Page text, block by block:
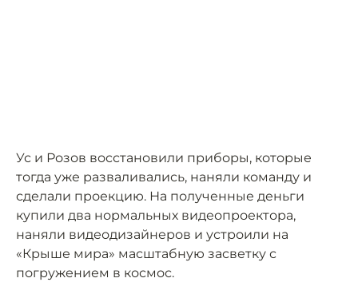
Ус и Розов восстановили приборы, которые
тогда уже разваливались, наняли команду и
сделали проекцию. На полученные деньги
купили два нормальных видеопроектора,
наняли видеодизайнеров и устроили на
«Крыше мира» масштабную засветку с
погружением в космос.